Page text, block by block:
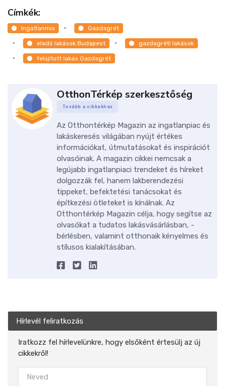
Címkék:
Ingatlanmix Gazdagrét
eladó lakások Budapest gazdagréti lakások
felújított lakás Gazdagrét
OtthonTérkép szerkesztőség
Tovább a cikkekhez
Az Otthontérkép Magazin az ingatlanpiac és
lakáskeresés világában nyújt értékes
információkat, útmutatásokat és inspirációt
olvasóinak. A magazin cikkei nemcsak a
legújabb ingatlanpiaci trendeket és híreket
dolgozzák fel, hanem lakberendezési
tippeket, befektetési tanácsokat és
építkezési ötleteket is kínálnak. Az
Otthontérkép Magazin célja, hogy segítse az
olvasókat a tudatos lakásvásárlásban, -
bérlésben, valamint otthonaik kényelmes és
stílusos kialakításában.
Hírlevél feliratkozás
Iratkozz fel hírlevelünkre, hogy elsőként értesülj az új
cikkekről!